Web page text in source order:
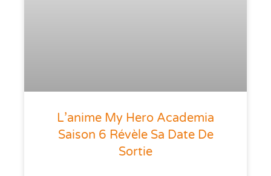
L’anime My Hero Academia
Saison 6 Révèle Sa Date De
Sortie